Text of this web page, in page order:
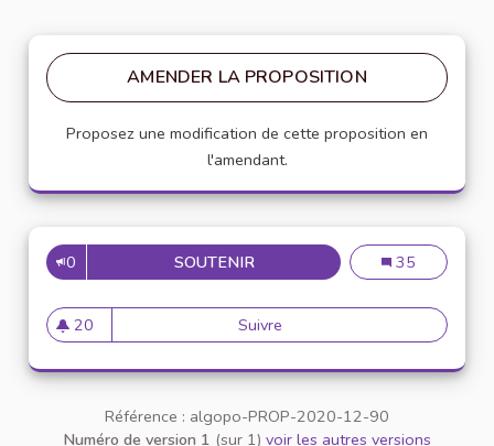
AMENDER LA PROPOSITION
Proposez une modification de cette proposition en
l'amendant.
0 SOUTENIR UN PODCAST
Un podcast
35
20
20 abonnés
Suivre Un podcast pour
Référence : algopo-PROP-2020-12-90
Numéro de version 1 (sur 1) voir les autres versions